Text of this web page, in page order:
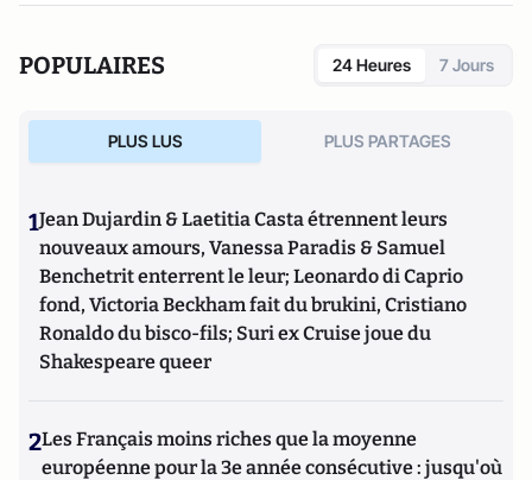
POPULAIRES 24 Heures 7 Jours
PLUS LUS PLUS PARTAGES
1Jean Dujardin & Laetitia Casta étrennent leurs
nouveaux amours, Vanessa Paradis & Samuel
Benchetrit enterrent le leur; Leonardo di Caprio
fond, Victoria Beckham fait du brukini, Cristiano
Ronaldo du bisco-fils; Suri ex Cruise joue du
Shakespeare queer
2Les Français moins riches que la moyenne
européenne pour la 3e année consécutive : jusqu'où